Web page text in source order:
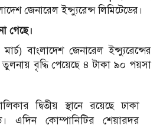
জেনারেল ইন্স্যুরেন্স লিমিটেডের।
গেছে।
বাংলাদেশ জেনারেল ইন্স্যুরেন্সের
বৃদ্ধি পেয়েছে ৪ টাকা ৯০ পয়সা
দ্বিতীয় স্থানে রয়েছে ঢাকা
এদিন কোম্পানিটির শেয়ারদর